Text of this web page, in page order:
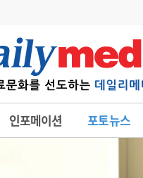
인포메이션 포토뉴스
6
관리급여 실시